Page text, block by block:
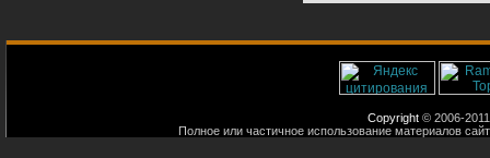
Copyright © 2006-
Полное или частичное использование материалов